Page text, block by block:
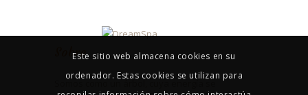
SobreEste sitio web almacena cookies en su
ordenador. Estas cookies se utilizan para